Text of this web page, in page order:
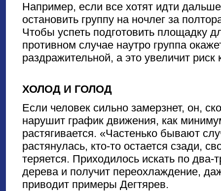
Например, если все хотят идти
остановить группу на ночлег за
Чтобы успеть подготовить площадку
противном случае наутро группа
раздражительной, а это увеличит
ХОЛОД И ГОЛОД
Если человек сильно замерзнет, он,
нарушит график движения, как
растягивается. «Частенько бывают
растянулась, кто-то остается сзади,
теряется. Приходилось искать по два-
дерева и получит переохлаждение,
приводит примеры Дегтярев.